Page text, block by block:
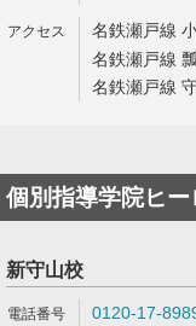
名鉄瀬戸線
名鉄瀬戸線
名鉄瀬戸線
個別指導学院ヒー
新守山校
0120-17-